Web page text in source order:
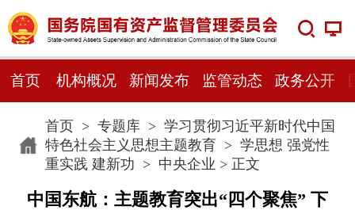
首页 机构概况 新闻发布 监管动态 政务公开
首页> 专题库> 学习贯彻习近平新时代中国
特色社会主义思想主题教育> 学思想 强党性
重实践 建新功 > 中央企业 > 正文
中国东航：主题教育突出“四个聚焦” 下